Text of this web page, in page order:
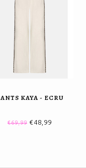
KAYA - ECRU
€69,99 €48,99